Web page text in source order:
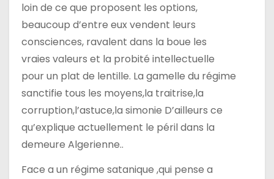
loin de ce que proposent les options,
beaucoup d’entre eux vendent leurs
consciences, ravalent dans la boue les
vraies valeurs et la probité intellectuelle
pour un plat de lentille. La gamelle du régime
sanctifie tous les moyens,la traitrise,la
corruption,l’astuce,la simonie D’ailleurs ce
qu’explique actuellement le péril dans la
demeure Algerienne..
Face a un régime satanique ,qui pense a